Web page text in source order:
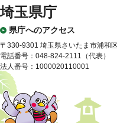
埼玉県庁
県庁へのアクセス
〒330-9301 埼玉県さいたま市浦和
電話番号：048-824-2111（代表）
法人番号：1000020110001